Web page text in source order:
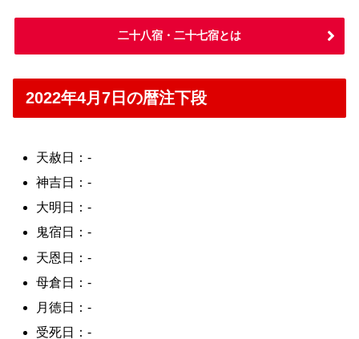
二十八宿・二十七宿とは
2022年4月7日の暦注下段
天赦日：-
神吉日：-
大明日：-
鬼宿日：-
天恩日：-
母倉日：-
月徳日：-
受死日：-